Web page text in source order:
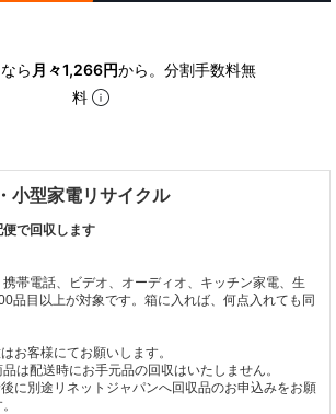
なら 月々1,266円から。分割手数料無
料
小型家電リサイクル
で回収します
携帯電話、ビデオ、オーディオ、キッチン家電、生
品目以上が対象です。箱に入れば、何点入れても同
お客様にてお願いします。
は配送時にお手元品の回収はいたしません。
に別途リネットジャパンへ回収品のお申込みをお願